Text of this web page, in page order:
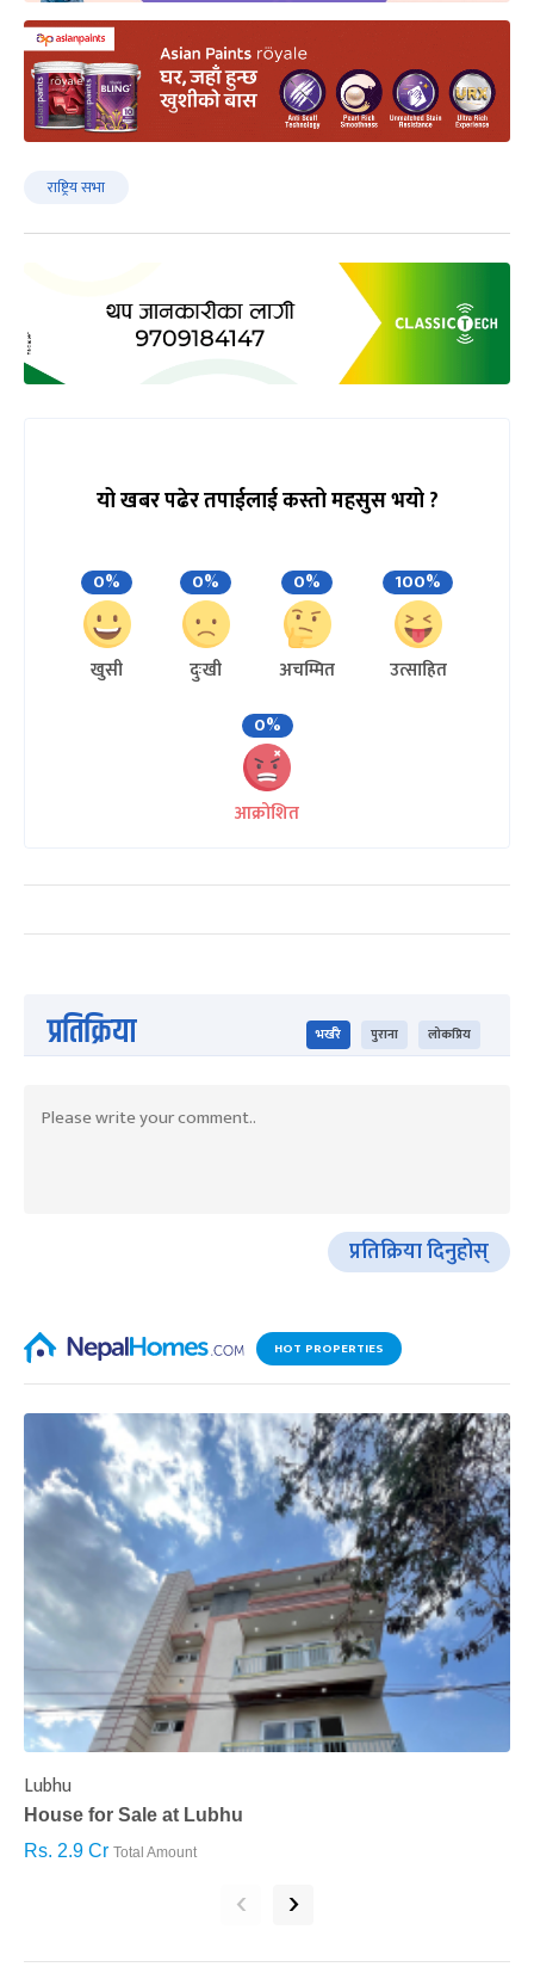
राष्ट्रिय सभा
यो खबर पढेर तपाईलाई कस्तो महसुस भयो ?
0%
खुसी
0%
दुःखी
0%
अचम्मित
100%
उत्साहित
0%
आक्रोशित
प्रतिक्रिया भर्खरै पुराना लोकप्रिय
प्रतिक्रिया दिनुहोस्
HOT PROPERTIES
Lubhu
House for Sale at Lubhu
Rs. 2.9 Cr Total Amount
‹ ›